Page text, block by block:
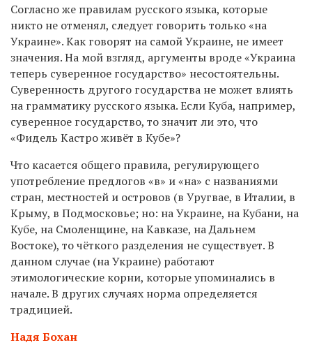
Согласно же правилам русского языка, которые
никто не отменял, следует говорить только «на
Украине». Как говорят на самой Украине, не имеет
значения. На мой взгляд, аргументы вроде «Украина
теперь суверенное государство» несостоятельны.
Суверенность другого государства не может влиять
на грамматику русского языка. Если Куба, например,
суверенное государство, то значит ли это, что
«Фидель Кастро живёт в Кубе»?
Что касается общего правила, регулирующего
употребление предлогов «в» и «на» с названиями
стран, местностей и островов (в Уругвае, в Италии, в
Крыму, в Подмосковье; но: на Украине, на Кубани, на
Кубе, на Смоленщине, на Кавказе, на Дальнем
Востоке), то чёткого разделения не существует. В
данном случае (на Украине) работают
этимологические корни, которые упоминались в
начале. В других случаях норма определяется
традицией.
Надя Бохан